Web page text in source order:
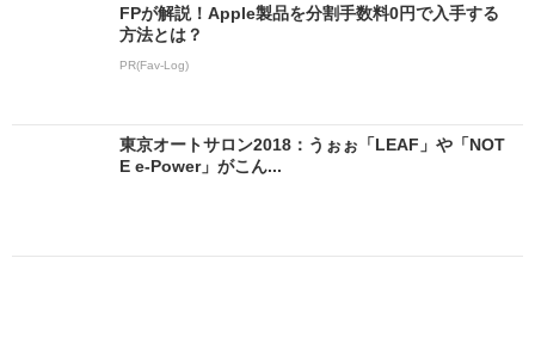
FPが解説！Apple製品を分割手数料0円で入手する
方法とは？
PR(Fav-Log)
東京オートサロン2018：うぉぉ「LEAF」や「NOT
E e-Power」がこん...